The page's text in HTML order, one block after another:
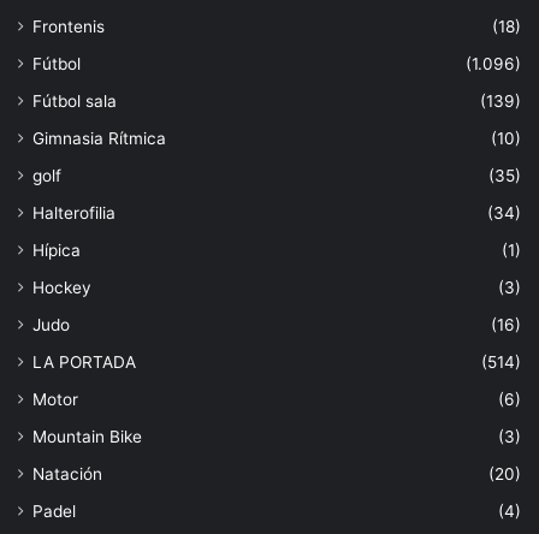
Frontenis
(18)
Fútbol
(1.096)
Fútbol sala
(139)
Gimnasia Rítmica
(10)
golf
(35)
Halterofilia
(34)
Hípica
(1)
Hockey
(3)
Judo
(16)
LA PORTADA
(514)
Motor
(6)
Mountain Bike
(3)
Natación
(20)
Padel
(4)